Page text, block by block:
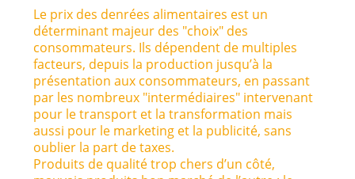
Le prix des denrées alimentaires est un
déterminant majeur des "choix" des
consommateurs. Ils dépendent de multiples
facteurs, depuis la production jusqu’à la
présentation aux consommateurs, en passant
par les nombreux "intermédiaires" intervenant
pour le transport et la transformation mais
aussi pour le marketing et la publicité, sans
oublier la part de taxes.
Produits de qualité trop chers d’un côté,